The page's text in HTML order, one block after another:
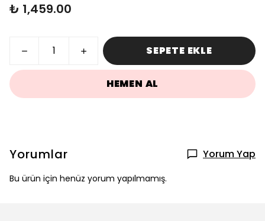
₺ 1,459.00
SEPETE EKLE
HEMEN AL
Yorumlar Yorum Yap
Bu ürün için henüz yorum yapılmamış.